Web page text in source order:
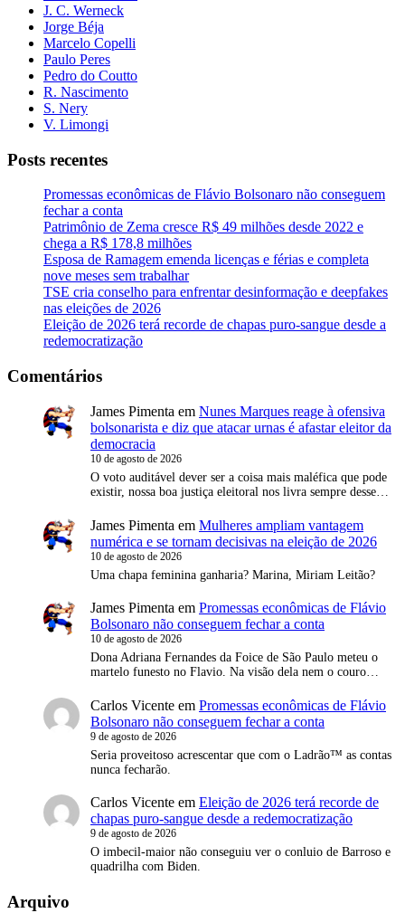
J. C. Werneck
Jorge Béja
Marcelo Copelli
Paulo Peres
Pedro do Coutto
R. Nascimento
S. Nery
V. Limongi
Posts recentes
Promessas econômicas de Flávio Bolsonaro não conseguem
fechar a conta
Patrimônio de Zema cresce R$ 49 milhões desde 2022 e
chega a R$ 178,8 milhões
Esposa de Ramagem emenda licenças e férias e completa
nove meses sem trabalhar
TSE cria conselho para enfrentar desinformação e deepfakes
nas eleições de 2026
Eleição de 2026 terá recorde de chapas puro-sangue desde a
redemocratização
Comentários
James Pimenta em Nunes Marques reage à ofensiva
bolsonarista e diz que atacar urnas é afastar eleitor da
democracia
10 de agosto de 2026
O voto auditável dever ser a coisa mais maléfica que pode
existir, nossa boa justiça eleitoral nos livra sempre desse…
James Pimenta em Mulheres ampliam vantagem
numérica e se tornam decisivas na eleição de 2026
10 de agosto de 2026
Uma chapa feminina ganharia? Marina, Miriam Leitão?
James Pimenta em Promessas econômicas de Flávio
Bolsonaro não conseguem fechar a conta
10 de agosto de 2026
Dona Adriana Fernandes da Foice de São Paulo meteu o
martelo funesto no Flavio. Na visão dela nem o couro…
Carlos Vicente em Promessas econômicas de Flávio
Bolsonaro não conseguem fechar a conta
9 de agosto de 2026
Seria proveitoso acrescentar que com o Ladrão™ as contas
nunca fecharão.
Carlos Vicente em Eleição de 2026 terá recorde de
chapas puro-sangue desde a redemocratização
9 de agosto de 2026
O imbecil-maior não conseguiu ver o conluio de Barroso e
quadrilha com Biden.
Arquivo